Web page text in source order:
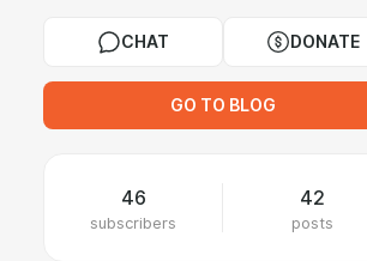
CHAT DONATE
GO TO BLOG
46
subscribers
42
posts